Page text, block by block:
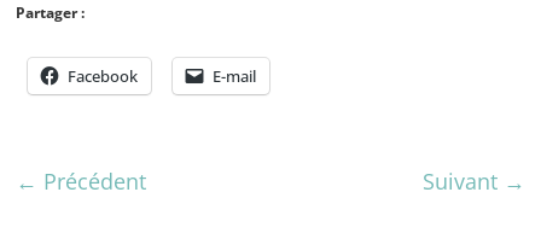
Partager :
Facebook E-mail
← Précédent Suivant →